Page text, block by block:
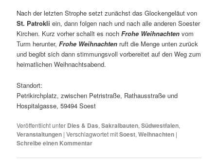
Nach der letzten Strophe setzt zunächst das Glockengeläut von
St. Patrokli ein, dann folgen nach und nach alle anderen Soester
Kirchen. Kurz vorher schallt es nochFrohe Weihnachten vom
Turm herunter,Frohe Weihnachten ruft die Menge unten zurück
und begibt sich dann stimmungsvoll vorbereitet auf den Weg zum
heimatlichen Weihnachtsabend.
Standort:
Petrikirchplatz, zwischen Petristraße, Rathausstraße und
Hospitalgasse, 59494 Soest
Veröffentlicht unter Dies & Das,Sakralbauten,Südwestfalen,
Veranstaltungen |Verschlagwortet mitSoest,Weihnachten |
Schreibe einen Kommentar